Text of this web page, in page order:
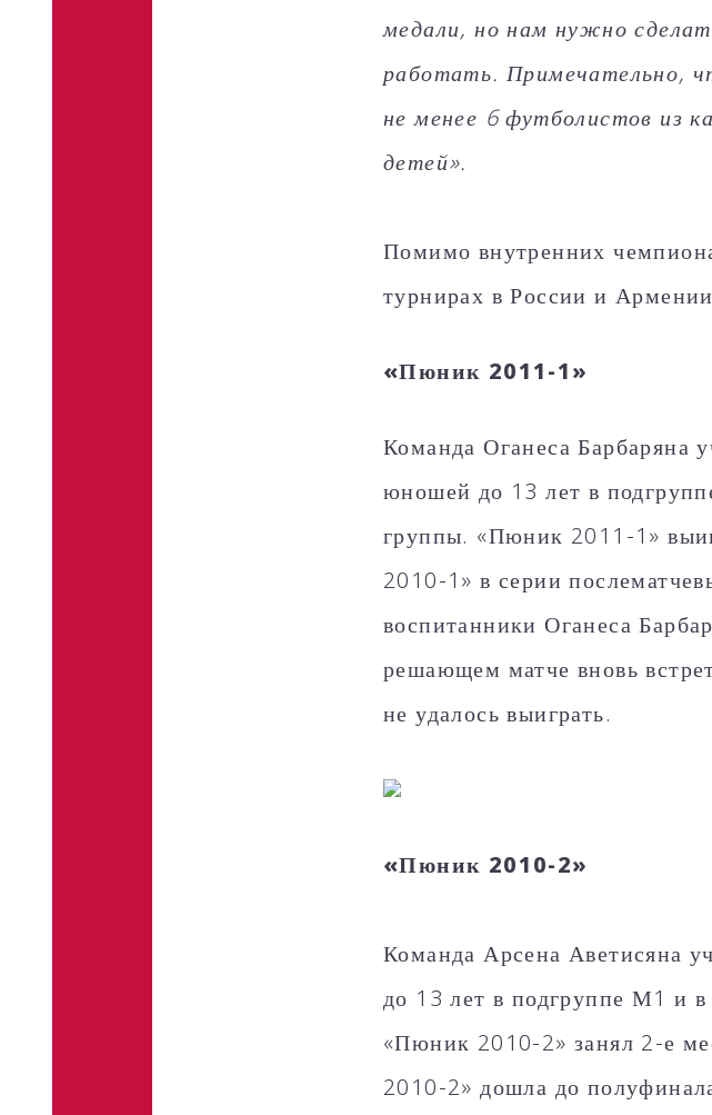
медали, но нам нужно
работать. Примечательно,
не менее 6 футболистов из
детей».
Помимо внутренних
турнирах в России и
«Пюник 2011-1»
Команда Оганеса Барбаряна
юношей до 13 лет в
группы. «Пюник 2011-1»
2010-1» в серии
воспитанники Оганеса
решающем матче вновь
не удалось выиграть.
«Пюник 2010-2»
Команда Арсена Аветисяна
до 13 лет в подгруппе М1 и
«Пюник 2010-2» занял 2-е
2010-2» дошла до